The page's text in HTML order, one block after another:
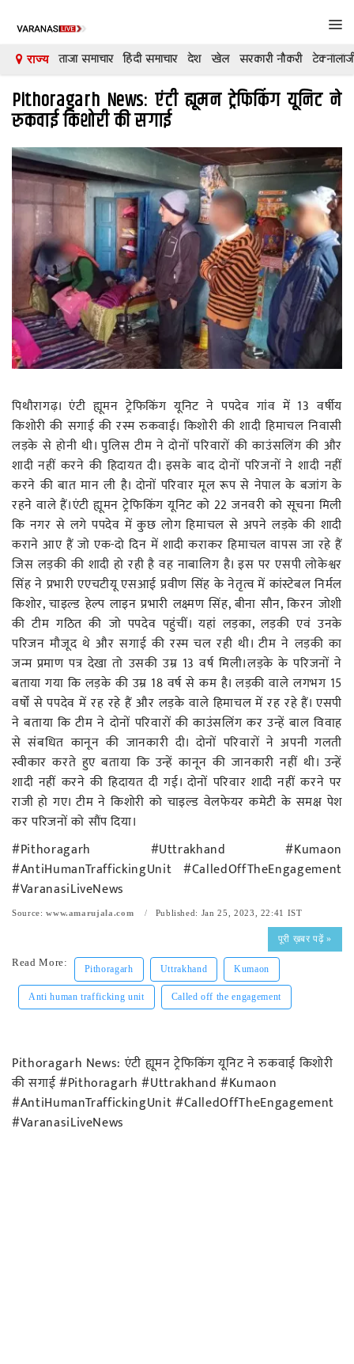
राज्य ताजा समाचार हिंदी समाचार देश खेल सरकारी नौकरी
देश
मनोरंजन
शिक्षा
कारोबार
क्रिकेट
टेक्नॉलॉजी
रोजगार
Pithoragarh News: एंटी ह्यूमन ट्रेफिकिंग यूनिट ने
रुकवाई किशोरी की सगाई
पिथौरागढ़। एंटी ह्यूमन ट्रेफिकिंग यूनिट ने पपदेव गांव में 13 वर्षीय
किशोरी की सगाई की रस्म रुकवाई। किशोरी की शादी हिमाचल निवासी
लड़के से होनी थी। पुलिस टीम ने दोनों परिवारों की काउंसलिंग की और
शादी नहीं करने की हिदायत दी। इसके बाद दोनों परिजनों ने शादी नहीं
करने की बात मान ली है। दोनों परिवार मूल रूप से नेपाल के बजांग के
रहने वाले हैं।एंटी ह्यूमन ट्रेफिकिंग यूनिट को 22 जनवरी को सूचना मिली
कि नगर से लगे पपदेव में कुछ लोग हिमाचल से अपने लड़के की शादी
कराने आए हैं जो एक-दो दिन में शादी कराकर हिमाचल वापस जा रहे हैं
जिस लड़की की शादी हो रही है वह नाबालिग है। इस पर एसपी लोकेश्वर
सिंह ने प्रभारी एएचटीयू एसआई प्रवीण सिंह के नेतृत्व में कांस्टेबल निर्मल
किशोर, चाइल्ड हेल्प लाइन प्रभारी लक्ष्मण सिंह, बीना सौन, किरन जोशी
की टीम गठित की जो पपदेव पहुंचीं। यहां लड़का, लड़की एवं उनके
परिजन मौजूद थे और सगाई की रस्म चल रही थी। टीम ने लड़की का
जन्म प्रमाण पत्र देखा तो उसकी उम्र 13 वर्ष मिली।लड़के के परिजनों ने
बताया गया कि लड़के की उम्र 18 वर्ष से कम है। लड़की वाले लगभग 15
वर्षों से पपदेव में रह रहे हैं और लड़के वाले हिमाचल में रह रहे हैं। एसपी
ने बताया कि टीम ने दोनों परिवारों की काउंसलिंग कर उन्हें बाल विवाह
से संबधित कानून की जानकारी दी। दोनों परिवारों ने अपनी गलती
स्वीकार करते हुए बताया कि उन्हें कानून की जानकारी नहीं थी। उन्हें
शादी नहीं करने की हिदायत दी गई। दोनों परिवार शादी नहीं करने पर
राजी हो गए। टीम ने किशोरी को चाइल्ड वेलफेयर कमेटी के समक्ष पेश
कर परिजनों को सौंप दिया।
#Pithoragarh #Uttrakhand #Kumaon
#AntiHumanTraffickingUnit #CalledOffTheEngagement
#VaranasiLiveNews
Source:www.amarujala.com Published: Jan 25, 2023, 22:41 IST
पूरी ख़बर पढ़ें »
Read More:
Pithoragarh Uttrakhand Kumaon
Anti human trafficking unit Called off the engagement
Pithoragarh News: एंटी ह्यूमन ट्रेफिकिंग यूनिट ने रुकवाई किशोरी
की सगाई #Pithoragarh #Uttrakhand #Kumaon
#AntiHumanTraffickingUnit #CalledOffTheEngagement
#VaranasiLiveNews